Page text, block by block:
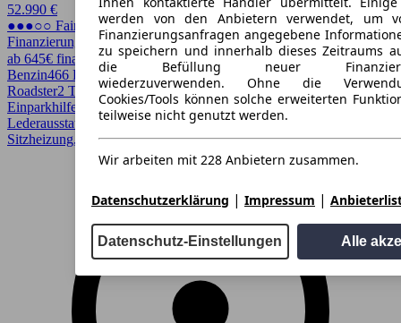
werden von den Anbietern verwendet, um
Finanzierungsanfragen angegebene
zu speichern und innerhalb dieses Zeitraums
die Befüllung neuer
wiederzuverwenden. Ohne die
Cookies/Tools können solche erweiterten
teilweise nicht genutzt werden.
Wir arbeiten mit 228 Anbietern zusammen.
Datenschutzerklärung | Impressum |
Datenschutz-Einstellungen Alle
52.990 €
●●●○○ Fairer Preis
Finanzierung möglich
ab 645€ finanzieren ↗
Benzin466 PS (343 kW) 60.137 kmEZ 12/2018Automatik
Cabrio /
Roadster2 Türen
Einparkhilfe, Elektrische Sitze, Head-up display, HUD, LED,
Lederausstattung, Lichtsensor, Lordosenstütze, Regensensor,
Sitzheizung, Xenonscheinwerfer